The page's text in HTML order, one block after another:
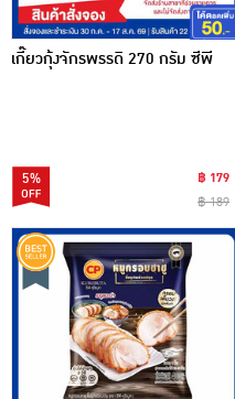
เกี๊ยวกุ้งจักรพรรดิ 270 กรัม ซีพี
5%
฿ 179
฿ 189